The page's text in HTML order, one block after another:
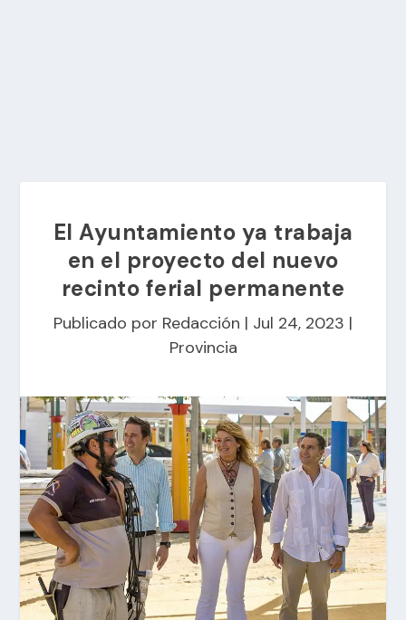
El Ayuntamiento ya trabaja
en el proyecto del nuevo
recinto ferial permanente
Publicado por Redacción | Jul 24, 2023 |
Provincia